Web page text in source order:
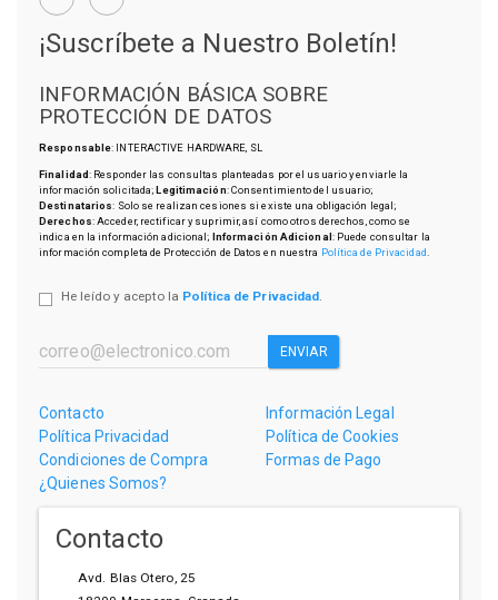
¡Suscríbete a Nuestro Boletín!
INFORMACIÓN BÁSICA SOBRE
PROTECCIÓN DE DATOS
Responsable: INTERACTIVE HARDWARE, SL
Finalidad: Responder las consultas planteadas por el usuario y enviarle la
información solicitada;Legitimación: Consentimiento del usuario;
Destinatarios: Solo se realizan cesiones si existe una obligación legal;
Derechos: Acceder, rectificar y suprimir, así como otros derechos, como se
indica en la información adicional; Información Adicional: Puede consultar la
información completa de Protección de Datos en nuestra Política de Privacidad
He leído y acepto la Política de Privacidad.
ENVIAR
Contacto
Información Legal
Política Privacidad
Política de Cookies
Condiciones de Compra
Formas de Pago
¿Quienes Somos?
Contacto
Avd. Blas Otero, 25